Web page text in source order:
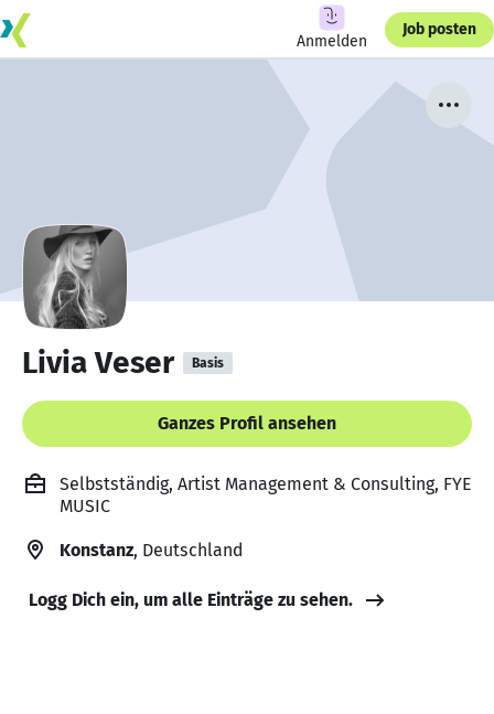
Anmelden
Job posten
Livia Veser Basis
Ganzes Profil ansehen
Selbstständig, Artist Management & Consulting, FYE
MUSIC
Konstanz, Deutschland
Logg Dich ein, um alle Einträge zu sehen.